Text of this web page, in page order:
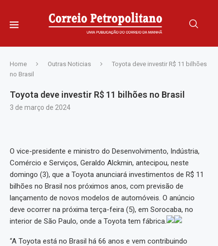
Home Outras Noticias
Toyota deve investir R$ 11 bilhões
no Brasil
Toyota deve investir R$ 11 bilhões no Brasil
3 de março de 2024
O vice-presidente e ministro do Desenvolvimento, Indústria,
Comércio e Serviços, Geraldo Alckmin, antecipou, neste
domingo (3), que a Toyota anunciará investimentos de R$ 11
bilhões no Brasil nos próximos anos, com previsão de
lançamento de novos modelos de automóveis. O anúncio
deve ocorrer na próxima terça-feira (5), em Sorocaba, no
interior de São Paulo, onde a Toyota tem fábrica.
“A Toyota está no Brasil há 66 anos e vem contribuindo